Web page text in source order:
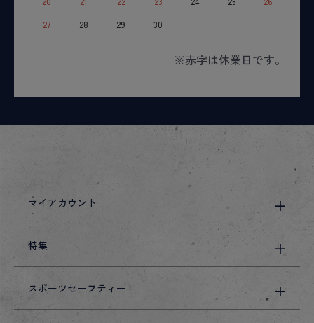
27
28 29 30
※赤字は休業日です。
マイアカウント
特集
スポーツセーフティー